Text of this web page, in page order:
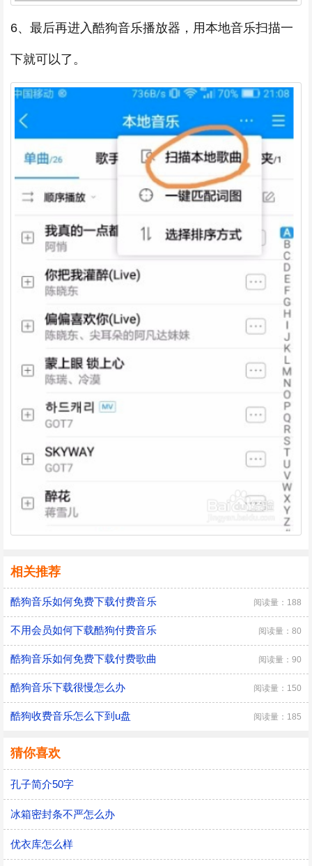
6、最后再进入酷狗音乐播放器，用本地音乐扫描一
下就可以了。
相关推荐
酷狗音乐如何免费下载付费音乐 阅读量：188
不用会员如何下载酷狗付费音乐 阅读量：80
酷狗音乐如何免费下载付费歌曲 阅读量：90
酷狗音乐下载很慢怎么办 阅读量：150
酷狗收费音乐怎么下到u盘 阅读量：185
猜你喜欢
孔子简介50字
冰箱密封条不严怎么办
优衣库怎么样